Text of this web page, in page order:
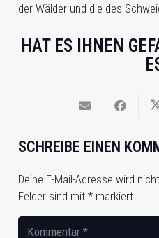
der Wälder und die des
HAT ES IHNEN
SCHREIBE EINEN
Deine E-Mail-Adresse wird
Felder sind mit *markiert